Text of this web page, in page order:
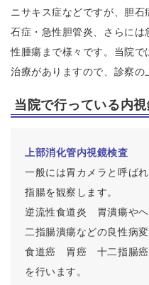
ニサキス症などですが、胆
石症・急性胆管炎、さらに
性腫瘍まで様々です。当院で
治療がありますので、診察の
当院で行っている内
上部消化管内視鏡検査
一般には胃カメラと呼ば
指腸を観察します。
逆流性食道炎 胃潰瘍や
二指腸潰瘍などの良性病変
食道癌 胃癌 十二指腸癌
を行います。